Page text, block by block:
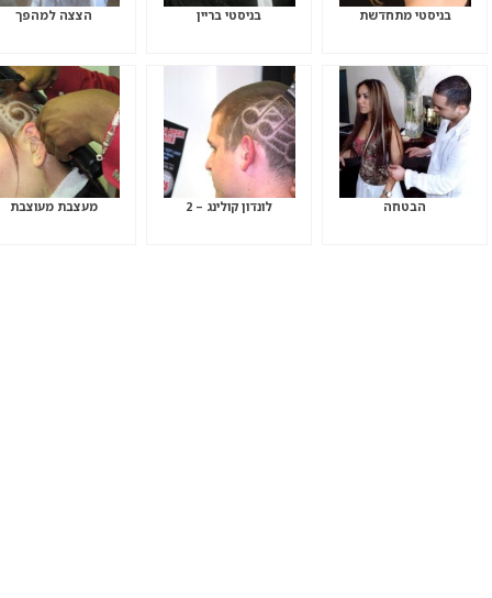
בניסטי מתחדשת בניסטי בריין הצצה למהפך
הבטחה לונדון קולינג – 2 מעצבת מעוצבת